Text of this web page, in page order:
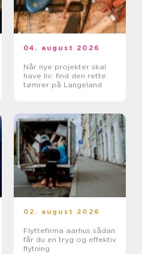
04. august 2026
Når nye projekter skal
have liv: find den rette
tømrer på Langeland
02. august 2026
Flyttefirma aarhus sådan
får du en tryg og effektiv
flytning